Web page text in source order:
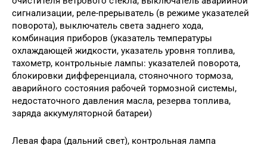
сигнализации, реле-прерыватель (в режиме указателей
поворота), выключатель света заднего хода,
комбинация приборов (указатель температуры
охлаждающей жидкости, указатель уровня топлива,
тахометр, контрольные лампы: указателей поворота,
блокировки дифференциала, стояночного тормоза,
аварийного состояния рабочей тормозной системы,
недостаточного давления масла, резерва топлива,
заряда аккумуляторной батареи)
Левая фара (дальний свет), контрольная лампа